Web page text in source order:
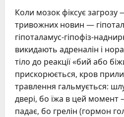
Коли мозок фіксує загрозу
тривожних новин —
гіпоталамус-гіпофіз-
викидають адреналін і
тіло до реакції «бий або
прискорюється, кров
травлення гальмується:
двері, бо їжа в цей момент
падає, бо грелін (гормон